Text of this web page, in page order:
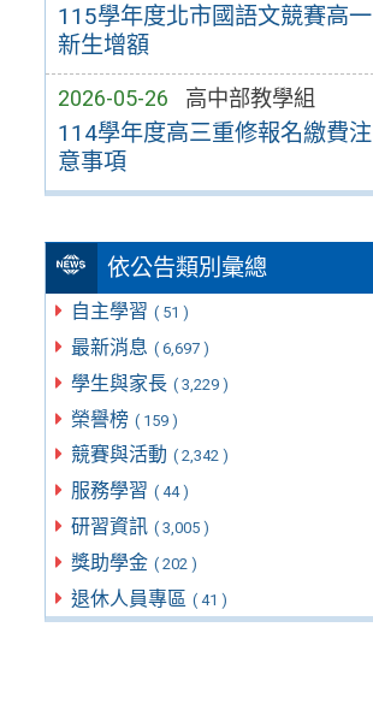
115學年度北市國語文競賽高一
新生增額
2026-05-26 高中部教學組
114學年度高三重修報名繳費注
意事項
依公告類別彙總
自主學習 ( 51 )
最新消息 ( 6,697 )
學生與家長 ( 3,229 )
榮譽榜 ( 159 )
競賽與活動 ( 2,342 )
服務學習 ( 44 )
研習資訊 ( 3,005 )
獎助學金 ( 202 )
退休人員專區 ( 41 )